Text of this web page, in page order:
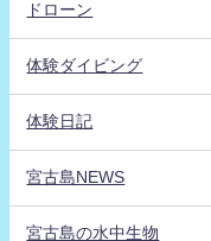
ドローン
体験ダイビング
体験日記
宮古島NEWS
宮古島の水中生物